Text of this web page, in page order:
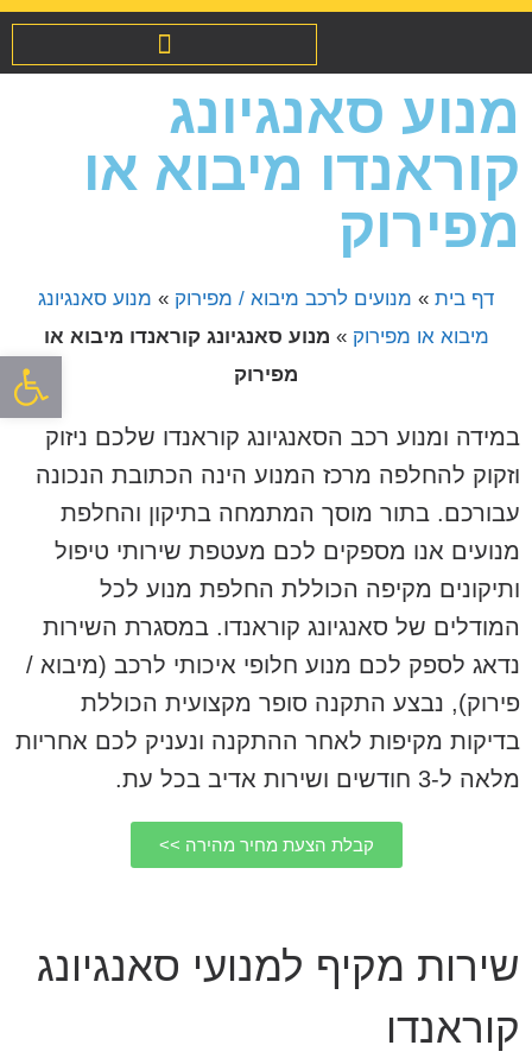
פתח
מנוע סאנגיונג
קוראנדו מיבוא או
מפירוק
דף בית » מנועים לרכב מיבוא / מפירוק » מנוע סאנגיונג
מיבוא או מפירוק » מנוע סאנגיונג קוראנדו מיבוא או
מפירוק
במידה ומנוע רכב הסאנגיונג קוראנדו שלכם ניזוק
וזקוק להחלפה מרכז המנוע הינה הכתובת הנכונה
עבורכם. בתור מוסך המתמחה בתיקון והחלפת
מנועים אנו מספקים לכם מעטפת שירותי טיפול
ותיקונים מקיפה הכוללת החלפת מנוע לכל
המודלים של סאנגיונג קוראנדו. במסגרת השירות
נדאג לספק לכם מנוע חלופי איכותי לרכב (מיבוא /
פירוק), נבצע התקנה סופר מקצועית הכוללת
בדיקות מקיפות לאחר ההתקנה ונעניק לכם אחריות
מלאה ל-3 חודשים ושירות אדיב בכל עת.
קבלת הצעת מחיר מהירה >>
שירות מקיף למנועי סאנגיונג
קוראנדו